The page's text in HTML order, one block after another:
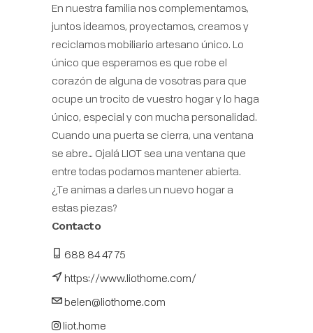
En nuestra familia nos complementamos,
juntos ideamos, proyectamos, creamos y
reciclamos mobiliario artesano único. Lo
único que esperamos es que robe el
corazón de alguna de vosotras para que
ocupe un trocito de vuestro hogar y lo haga
único, especial y con mucha personalidad.
Cuando una puerta se cierra, una ventana
se abre… Ojalá LIOT sea una ventana que
entre todas podamos mantener abierta.
¿Te animas a darles un nuevo hogar a
estas piezas?
Contacto
688 84 47 75
https://www.liothome.com/
belen@liothome.com
liot.home